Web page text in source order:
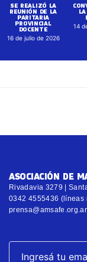
SE REALIZÓ LA
REUNIÓN DE LA
PARITARIA
PROVINCIAL
DOCENTE
16 de julio de 2026
14
ASOCIACIÓN DE
Rivadavia 3279 |
0342 4555436 (líneas
prensa@amsafe.org.ar